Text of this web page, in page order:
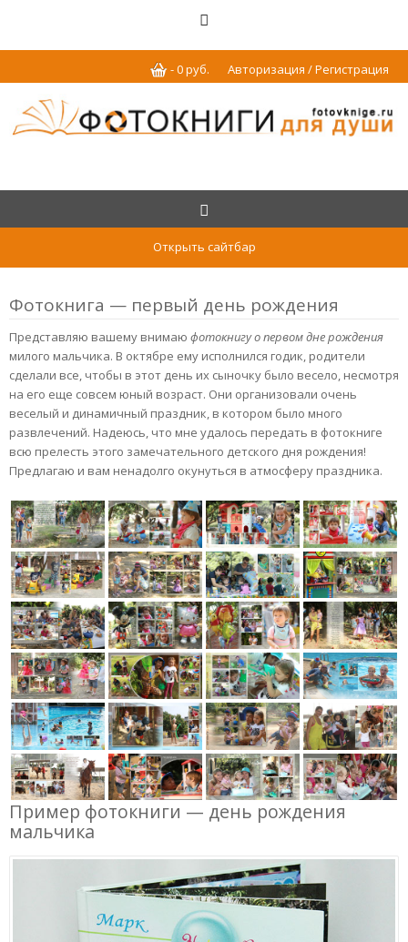
Авторизация / Регистрация
-0руб.
Открыть сайтбар
Фотокнига — первый день рождения
Представляю вашему внимаю фотокнигу о первом дне рождения
милого мальчика. В октябре ему исполнился годик, родители
сделали все, чтобы в этот день их сыночку было весело, несмотря
на его еще совсем юный возраст. Они организовали очень
веселый и динамичный праздник, в котором было много
развлечений. Надеюсь, что мне удалось передать в фотокниге
всю прелесть этого замечательного детского дня рождения!
Предлагаю и вам ненадолго окунуться в атмосферу праздника.
Пример фотокниги — день рождения
мальчика